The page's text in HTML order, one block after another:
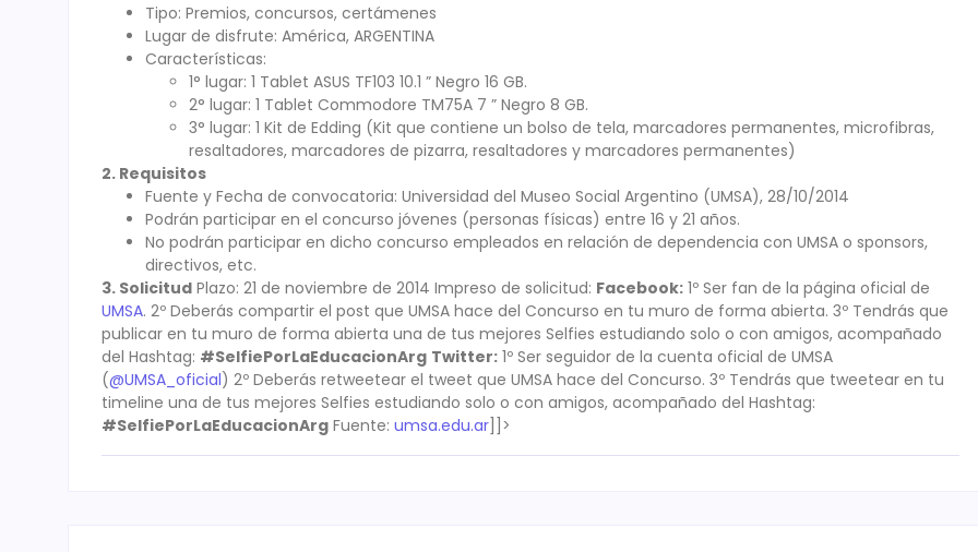
Tipo: Premios, concursos, certámenes
Lugar de disfrute: América, ARGENTINA
Características:
1° lugar: 1 Tablet ASUS TF103 10.1 ” Negro 16 GB.
2° lugar: 1 Tablet Commodore TM75A 7 ” Negro 8 GB.
3° lugar: 1 Kit de Edding (Kit que contiene un bolso de tela, marcadores permanentes, microfibras,
resaltadores, marcadores de pizarra, resaltadores y marcadores permanentes)
2. Requisitos
Fuente y Fecha de convocatoria: Universidad del Museo Social Argentino (UMSA), 28/10/2014
Podrán participar en el concurso jóvenes (personas físicas) entre 16 y 21 años.
No podrán participar en dicho concurso empleados en relación de dependencia con UMSA o sponsors,
directivos, etc.
3. Solicitud Plazo: 21 de noviembre de 2014 Impreso de solicitud: Facebook: 1º Ser fan de la página oficial de
UMSA. 2º Deberás compartir el post que UMSA hace del Concurso en tu muro de forma abierta. 3º Tendrás que
publicar en tu muro de forma abierta una de tus mejores Selfies estudiando solo o con amigos, acompañado
del Hashtag: #SelfiePorLaEducacionArg Twitter: 1º Ser seguidor de la cuenta oficial de UMSA
(@UMSA_oficial) 2º Deberás retweetear el tweet que UMSA hace del Concurso. 3º Tendrás que tweetear en tu
timeline una de tus mejores Selfies estudiando solo o con amigos, acompañado del Hashtag:
#SelfiePorLaEducacionArg Fuente: umsa.edu.ar]]>